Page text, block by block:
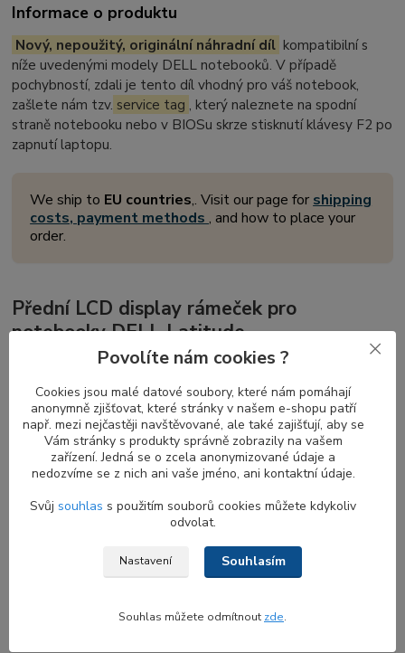
Informace o produktu
Nový, nepoužitý, originální náhradní díl kompatibilní s
níže uvedenými modely DELL notebooků. V případě
pochybností, zdali je tento díl vhodný pro váš notebook,
zašlete nám tzv. service tag , který naleznete na spodní
straně notebooku nebo v BIOSu skrze stisknutí klávesy F2 po
zapnutí laptopu.
We ship to EU countries,. Visit our page for shipping
costs, payment methods, and how to place your
order.
Přední LCD display rámeček pro
notebooky DELL Latitude
displej rámečekje důležitou součástí každého notebooku,
která obklopuje a chrání obrazovku současných modelů
notebooků v zavřeném stavu prostřednictvím skrytého magnetu
na zadní straně. Tento magnet zajišťuje pevné sevření displeje s
tělem notebooku při jeho zaklapnutí, což přispívá k bezpečnosti a
stabilitě vašeho zařízení.
Kompatibilita rámečků s a bez otvoru pro
tradice se přední rámečky displeje stále označují jako
Povolíte nám cookies ?
Cookies jsou malé datové soubory, které nám pomáhají
anonymně zjišťovat, které stránky v našem e-shopu patří
např. mezi nejčastěji navštěvované, ale také zajišťují, aby se
Vám stránky s produkty správně zobrazily na vašem
zařízení. Jedná se o zcela anonymizované údaje a
nedozvíme se z nich ani vaše jméno, ani kontaktní údaje.
Svůj souhlas s použitím souborů cookies můžete kdykoliv
odvolat.
Nastavení Souhlasím
Souhlas můžete odmítnout zde.